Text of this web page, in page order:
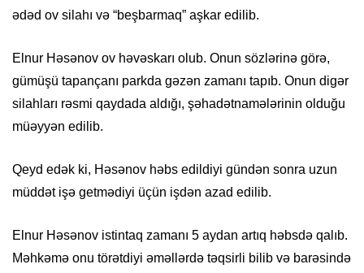
ədəd ov silahı və “beşbarmaq” aşkar edilib.
Elnur Həsənov ov həvəskarı olub. Onun sözlərinə görə,
gümüşü tapançanı parkda gəzən zamanı tapıb. Onun digər
silahları rəsmi qaydada aldığı, şəhadətnamələrinin olduğu
müəyyən edilib.
Qeyd edək ki, Həsənov həbs edildiyi gündən sonra uzun
müddət işə getmədiyi üçün işdən azad edilib.
Elnur Həsənov istintaq zamanı 5 aydan artıq həbsdə qalıb.
Məhkəmə onu törətdiyi əməllərdə təqsirli bilib və barəsində